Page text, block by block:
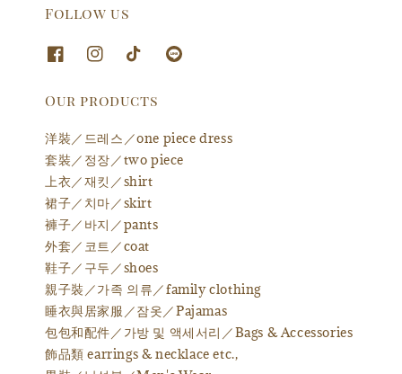
Follow us
Our products
洋裝／드레스／one piece dress
套裝／정장／two piece
上衣／재킷／shirt
裙子／치마／skirt
褲子／바지／pants
外套／코트／coat
鞋子／구두／shoes
親子裝／가족 의류／family clothing
睡衣與居家服／잠옷／Pajamas
包包和配件／가방 및 액세서리／Bags & Accessories
飾品類 earrings & necklace etc.,